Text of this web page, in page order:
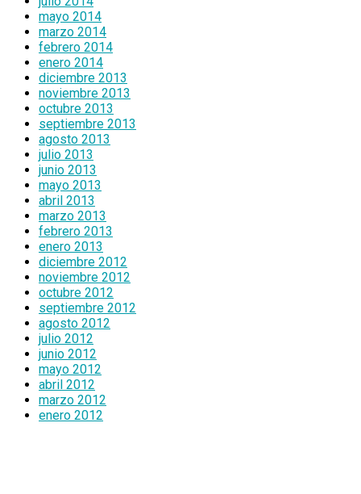
mayo 2014
marzo 2014
febrero 2014
enero 2014
diciembre 2013
noviembre 2013
octubre 2013
septiembre 2013
agosto 2013
julio 2013
junio 2013
mayo 2013
abril 2013
marzo 2013
febrero 2013
enero 2013
diciembre 2012
noviembre 2012
octubre 2012
septiembre 2012
agosto 2012
julio 2012
junio 2012
mayo 2012
abril 2012
marzo 2012
enero 2012